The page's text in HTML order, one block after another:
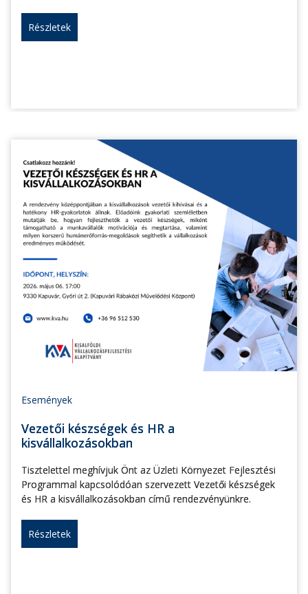
Részletek
Események
Vezetői készségek és HR a
kisvállalkozásokban
Tisztelettel meghívjuk Önt az Üzleti Környezet Fejlesztési
Programmal kapcsolódóan szervezett Vezetői készségek
és HR a kisvállalkozásokban című rendezvényünkre.
Részletek